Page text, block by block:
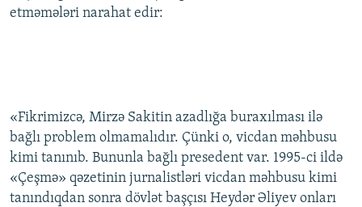
etməmələri narahat edir:
«Fikrimizcə, Mirzə Sakitin azadlığa buraxılması ilə
bağlı problem olmamalıdır. Çünki o, vicdan məhbusu
kimi tanınıb. Bununla bağlı presedent var. 1995-ci ildə
«Çeşmə» qəzetinin jurnalistləri vicdan məhbusu kimi
tanındıqdan sonra dövlət başçısı Heydər Əliyev onları